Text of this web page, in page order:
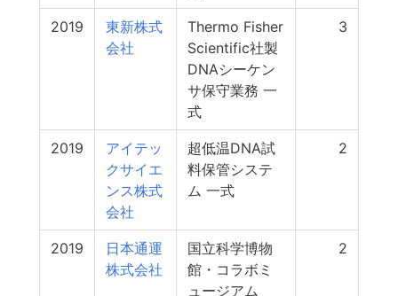
2019
東新株式
会社
Thermo Fisher
Scientific社製
DNAシーケン
サ保守業務 一
式
3
2019
アイテッ
クサイエ
ンス株式
会社
超低温DNA試
料保管システ
ム 一式
2
2019
日本通運
株式会社
国立科学博物
館・コラボミ
ュージアム
2